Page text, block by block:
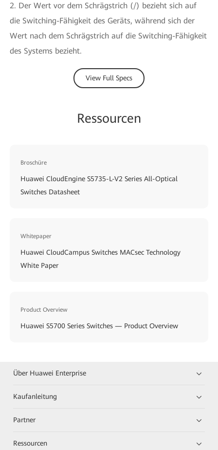
2. Der Wert vor dem Schrägstrich (/) bezieht sich auf
die Switching-Fähigkeit des Geräts, während sich der
Wert nach dem Schrägstrich auf die Switching-Fähigkeit
des Systems bezieht.
View Full Specs
Ressourcen
Broschüre
Huawei CloudEngine S5735-L-V2 Series All-Optical
Switches Datasheet
Whitepaper
Huawei CloudCampus Switches MACsec Technology
White Paper
Product Overview
Huawei S5700 Series Switches — Product Overview
Über Huawei Enterprise
Kaufanleitung
Partner
Ressourcen